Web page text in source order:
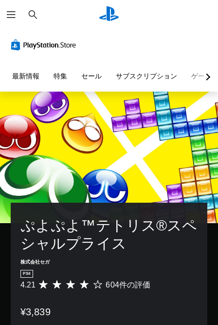
索
最新情報 特集 セール サブスクリプション ゲーム
ぷよぷよ™テトリス®スペ
シャルプライス
株式会社セガ
PS4
評
は
4.21 604件の評価
¥3,839